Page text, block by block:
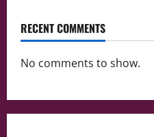
RECENT COMMENTS
No comments to show.